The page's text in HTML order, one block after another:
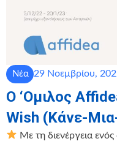
Νέα 29 Νοεμβρίου,
Ο ‘Ομιλος
Wish (Κάνε-
Mε τη διενέργεια